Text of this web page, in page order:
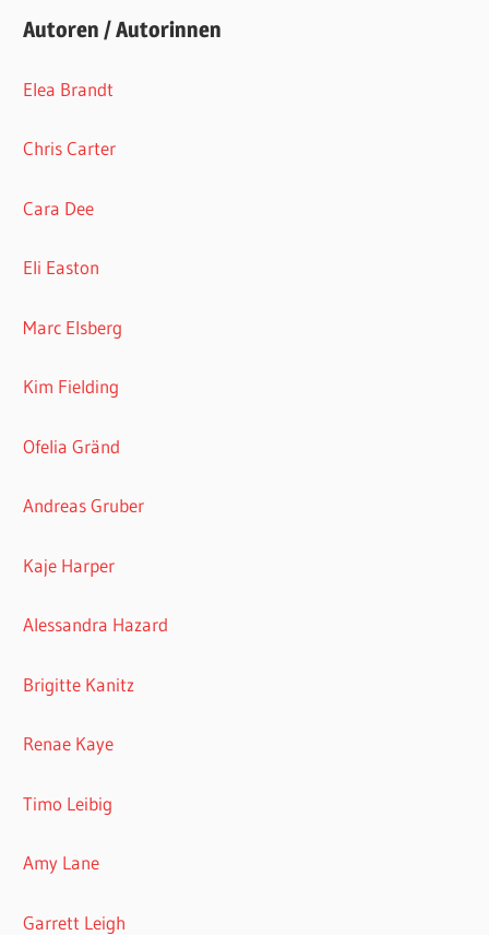
Autoren / Autorinnen
Elea Brandt
Chris Carter
Cara Dee
Eli Easton
Marc Elsberg
Kim Fielding
Ofelia Gränd
Andreas Gruber
Kaje Harper
Alessandra Hazard
Brigitte Kanitz
Renae Kaye
Timo Leibig
Amy Lane
Garrett Leigh